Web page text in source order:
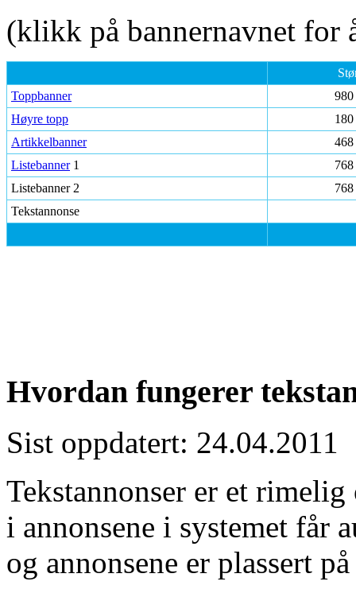
(klikk på bannernavnet for
Toppbanner
Høyre topp
Artikkelbanner
Listebanner1
Listebanner 2
Tekstannonse
Hvordan fungerer
Sist oppdatert: 24.04.2011
Tekstannonser er et
i annonsene i systemet får
og annonsene er plassert